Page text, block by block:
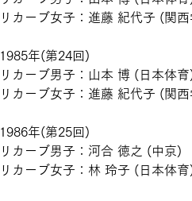
リカーブ女子：進藤 紀代子 (関
1985年(第24回)
リカーブ男子：山本 博 (日本体育
リカーブ女子：進藤 紀代子 (関
1986年(第25回)
リカーブ男子：河合 徳之 (中京)
リカーブ女子：林 玲子 (日本体育